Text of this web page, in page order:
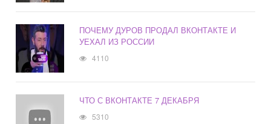
ПОЧЕМУ ДУРОВ ПРОДАЛ ВКОНТАКТЕ И
УЕХАЛ ИЗ РОССИИ
4110
ЧТО С ВКОНТАКТЕ 7 ДЕКАБРЯ
5310